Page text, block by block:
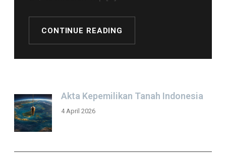
CONTINUE READING
Akta Kepemilikan Tanah Indonesia
4 April 2026